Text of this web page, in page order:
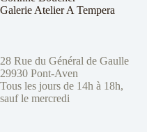
Galerie Atelier A Tempera
28 Rue du Général de Gaulle
29930 Pont-Aven
Tous les jours de 14h à 18h,
sauf le mercredi